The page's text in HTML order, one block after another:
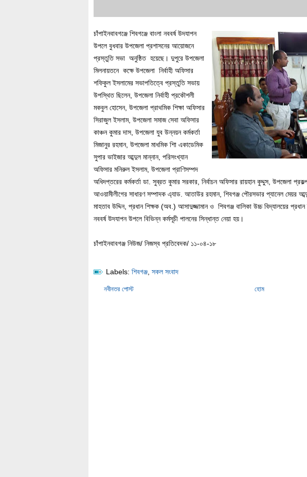
চাঁপাইনবাবগঞ্জে শিবগঞ্জে বাংলা নববর্ষ উদযাপন
উপলে বুধবার উপজেলা প্রশাসনের আয়োজনে
প্রস্তুতি সভা অনুষ্ঠিত হয়েছে। দুপুরে উপজেলা
মিলনায়তনে কক্ষে উপজেলা নির্বাহী অফিসার
শফিকুল ইসলামের সভাপতিত্বে প্রস্তুতি সভায়
উপস্থিত ছিলেন, উপজেলা নির্বাহী প্রকৌশলী
মকবুল হোসেন, উপজেলা প্রাথমিক শিক্ষা অফিসার
সিরাজুল ইসলাম, উপজেলা সমাজ সেবা অফিসার
কাঞ্চন কুমার দাস, উপজেলা যুব উন্নয়ন কর্মকর্তা
মিজানুর রহমান, উপজেলা মাধমিক শিা একাডেমিক
সুপার ভাইজার আব্দুল মান্নান, পরিসংখ্যান
অফিসার মনিরুল ইসলাম, উপজেলা প্রাণিসম্পদ
অধিদপ্তরের কর্মকর্তা ডা. সুব্রত কুমার সরকার, নির্বাচন অফিসার রায়হান কুদ্দুস, উপজেলা
আওয়ামীলীগের সাধারণ সম্পাদক এ্যাড. আতাউর রহমান, শিবগঞ্জ পৌরসভার প্যানেল মেয়র
মাহতাব উদ্দিন, প্রধান শিক্ষক (অব.) আসাদুজ্জামান ও শিবগঞ্জ বালিকা উচ্চ বিদ্যালয়ের
নববর্ষ উদযাপন উপলে বিভিন্ন কর্মসূচী পালনের সিন্ধান্ত নেয়া হয়।
চাঁপাইনবাবগঞ্জ নিউজ/ নিজস্ব প্রতিবেদক/ ১১-০৪-১৮
Labels: শিবগঞ্জ সকল সংবাদ
নবীনতর পোস্ট হোম